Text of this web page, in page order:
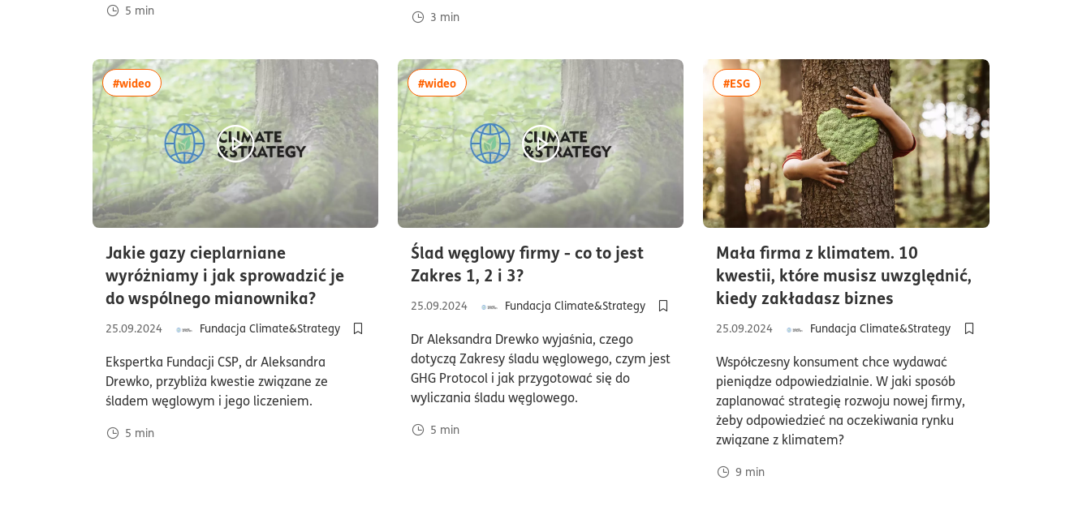
5 min 3 min
Jakie gazy cieplarniane
wyróżniamy i jak sprowadzić je
do wspólnego mianownika?czas czytania5minuty
25.09.2024
Fundacja Climate&Strategy
Dodaj do półki/usuń z półki artykuł Jakie gazy cieplarniane wyróżniamy i jak sprowadzić je do wspólnego mianownika?
Ekspertka Fundacji CSP, dr Aleksandra
Drewko, przybliża kwestie związane ze
śladem węglowym i jego liczeniem.
5 min
#wideowięcej artykułów z tagiem:#wideo
Ślad węglowy firmy - co to jest
Zakres 1, 2 i 3?czas czytania5minuty
25.09.2024
Fundacja Climate&Strategy
Dodaj do półki/usuń z półki artykuł Ślad węglowy firmy - co to jest Zakres 1, 2 i 3?
Dr Aleksandra Drewko wyjaśnia, czego
dotyczą Zakresy śladu węglowego, czym jest
GHG Protocol i jak przygotować się do
wyliczania śladu węglowego.
5 min
#wideowięcej artykułów z tagiem:#wideo
Mała firma z klimatem. 10
kwestii, które musisz uwzględnić,
kiedy zakładasz biznes
25.09.2024
Fundacja Climate&Strategy
Współczesny konsument chce wydawać
pieniądze odpowiedzialnie. W jaki sposób
zaplanować strategię rozwoju nowej firmy,
żeby odpowiedzieć na oczekiwania rynku
związane z klimatem?
9 min
#ESGwięcej artykułów z tagiem:#ESG